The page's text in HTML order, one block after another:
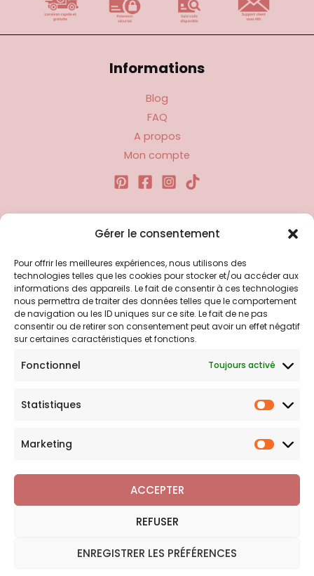
Gérer le consentement
Pour offrir les meilleures expériences, nous utilisons des
technologies telles que les cookies pour stocker et/ou accéder aux
informations des appareils. Le fait de consentir à ces technologies
nous permettra de traiter des données telles que le comportement
de navigation ou les ID uniques sur ce site. Le fait de ne pas
consentir ou de retirer son consentement peut avoir un effet négatif
sur certaines caractéristiques et fonctions.
Fonctionnel Toujours activé
Statistiques
Marketing
ACCEPTER
REFUSER
ENREGISTRER LES PRÉFÉRENCES
Informations
Blog
FAQ
A propos
Mon compte
Liens utiles
Politique d’expédition
Politique de confidentialité
Politique de remboursements
Conditions générales de vente et d’utilisation
Bijoux Breloque est votre boutique en ligne de référence sur
bijoux ou une demande sur votre commande,
contactez-
Copyright © 2026 Bijoux Breloque